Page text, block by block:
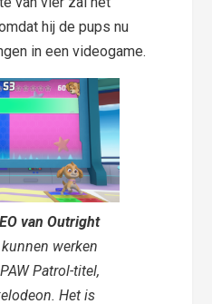
hij de pups nu
in een videogame.
van Outright
werken
Patrol-titel,
Het is